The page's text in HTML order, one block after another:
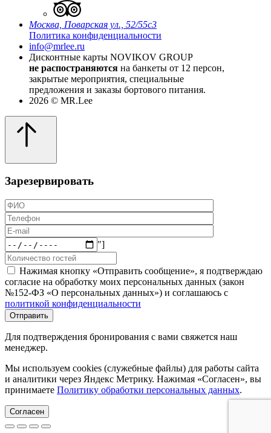
Москва, Поварская ул., 52/55с3
Политика конфиденциальности
info@mrlee.ru
Дисконтные карты NOVIKOV GROUP
не распостраняются на банкеты от 12 персон,
закрытые мероприятия, специальные
предложения и заказы бортового питания.
2026 © MR.Lee
Зарезервировать
"]
Нажимая кнопку «Отправить сообщение», я подтверждаю
согласие на обработку моих персональных данных (закон
№152-ФЗ «О персональных данных») и соглашаюсь с
политикой конфиденциальности
Для подтверждения бронирования с вами свяжется наш
менеджер.
Мы используем cookies (служебные файлы) для работы сайта
и аналитики через Яндекс Метрику. Нажимая «Согласен», вы
принимаете Политику обработки персональных данных.
Согласен